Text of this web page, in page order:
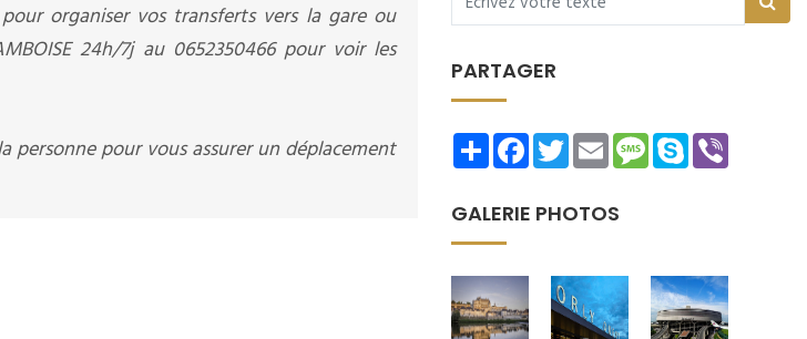
organiser vos transferts vers la gare ou
24h/7j au 0652350466 pour voir les
personne pour vous assurer un déplacement
PARTAGER
ShareFacebookTwitterEmailMessage
Skype
GALERIE PHOTOS